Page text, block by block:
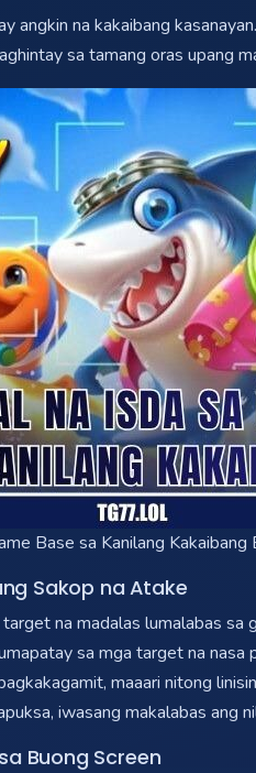
angkin na kakaibang
sa tamang oras upang
Base sa Kanilang Kakaibang
Sakop na Atake
na madalas lumalabas sa
sa mga target na
maaari nitong
iwasang makalabas ang
Buong Screen